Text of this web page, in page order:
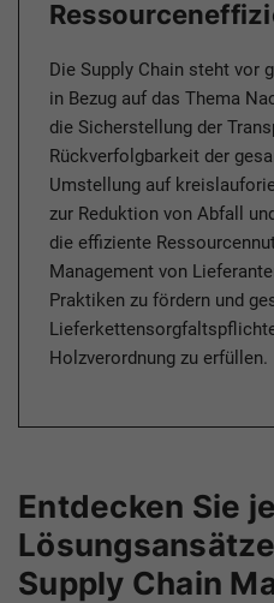
Die Supply Chain steht vor
in Bezug auf das Thema
die Sicher­stellung der
Rückverfolgbarkeit der
Umstellung auf
zur Reduktion von Abfall
die effiziente
Management von
Praktiken zu fördern und
Holzverordnung zu erfüllen.
Entdecken Sie
Supply Chain